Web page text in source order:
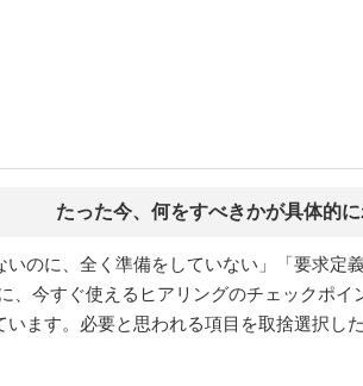
たった今、何をすべきかが具体的に
のに、全く準備をしていない」「要求定
、今すぐ使えるヒアリングのチェックポ
ます。必要と思われる項目を取捨選択し